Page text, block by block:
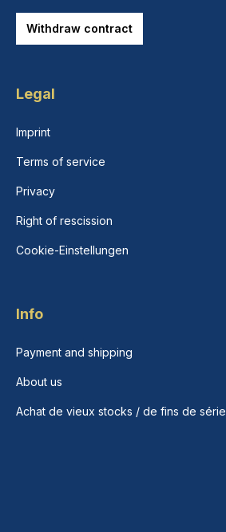
Withdraw contract
Legal
Imprint
Terms of service
Privacy
Right of rescission
Cookie-Einstellungen
Info
Payment and shipping
About us
Achat de vieux stocks / de fins de série